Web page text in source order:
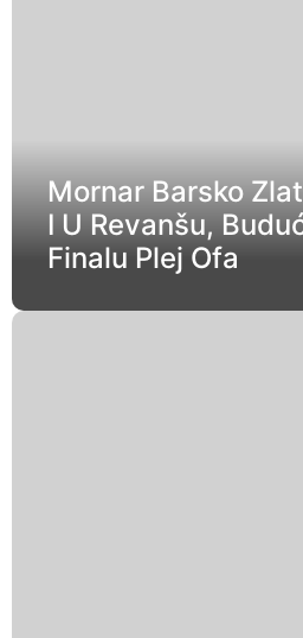
Mornar Barsko
I U Revanšu,
Finalu Plej Ofa